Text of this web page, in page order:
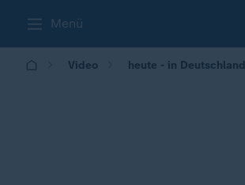
Menü
Video heute - in Deutschland